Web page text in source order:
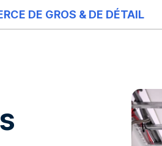
DE GROS & DE DÉTAIL